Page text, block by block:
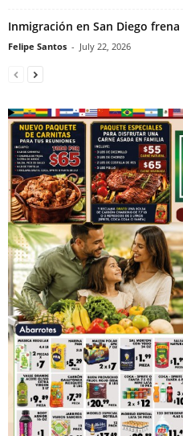
Inmigración en San Diego
Felipe Santos - July 22, 2026